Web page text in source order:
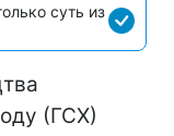
суть из
(ГСХ)